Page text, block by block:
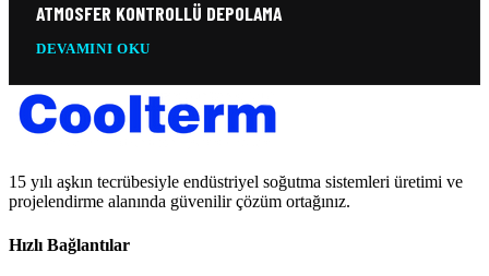
ATMOSFER KONTROLLÜ DEPOLAMA
DEVAMINI OKU
15 yılı aşkın tecrübesiyle endüstriyel soğutma sistemleri üretimi ve
projelendirme alanında güvenilir çözüm ortağınız.
Hızlı Bağlantılar